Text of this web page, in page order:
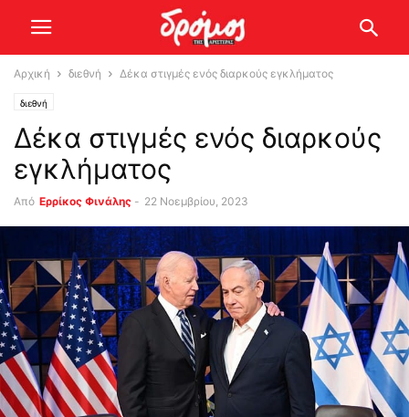
Αρχική διεθνή Δέκα στιγμές ενός διαρκούς εγκλήματος
διεθνή
Δέκα στιγμές ενός διαρκούς
εγκλήματος
Από Ερρίκος Φινάλης - 22 Νοεμβρίου, 2023